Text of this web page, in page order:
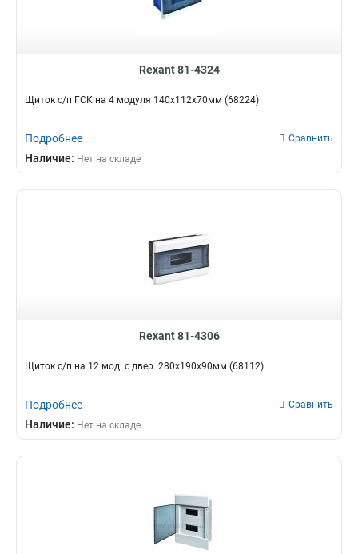
Rexant 81-4324
Щиток с/п ГСК на 4 модуля 140х112х70мм (68224)
Подробнее Сравнить
Наличие: Нет на складе
Rexant 81-4306
Щиток с/п на 12 мод. с двер. 280х190х90мм (68112)
Подробнее Сравнить
Наличие: Нет на складе